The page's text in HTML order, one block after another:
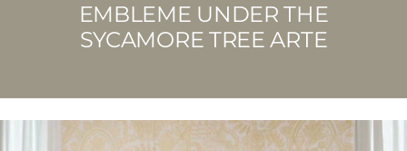
EMBLEME UNDER THE
SYCAMORE TREE ARTE